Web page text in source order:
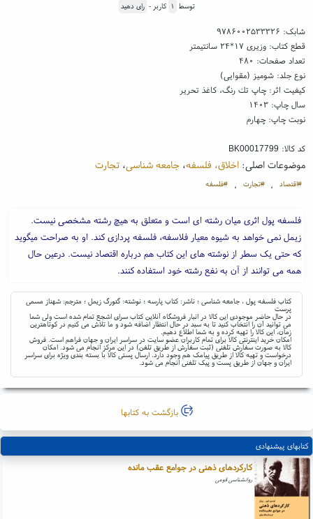
توسط ۱ کاربر - رای دهید
شابک: ۹۷۸۶۰۰۲۵۳۳۳۲۶
قطع کتاب: وزیری ۱۷*۲۴ سانتیمتر
تعداد صفحات: ۴۸۰
نوع جلد: شومیز (مقوایی)
کیفیت اثر: چاپ تك رنگ، کاغذ تحریر
سال چاپ: ۱۴۰۳
نوبت چاپ: چهارم
کد کالا: BK00017799
موضوعات اصلی:اخلاق، فلسفه،جامعه شناسی،تجارت
#اقتصاد ، #تجارت ، #فلسفه
فلسفه پول اثری میان رشته ای است و متعلق به هیچ رشته مشخصی نیست.
زیمل نمی خواهد به شیوه معیار فلاسفه، فلسفه پردازی کند. او به صراحت میگوید
که حتی یک سطر از نوشته های این کتاب هم درباره اقتصاد نیست. درعین حال
همه می توانند از آن به نفع رشته خود استفاده کنند.
کتاب فلسفه پول ، جامعه شناسی ؛ ناشر: کتاب پارسه ؛ نوشته: گئورگ زیمل ؛ مترجم: شهناز مسمی
پرست
در حال حاضر موجودی این کالا در انبار فروشگاه آنلاین کتاب سرای اشجع تمام شده است ولی شما
می توانید آن را انتخاب کنید تا به سبد در حال انتظار اضافه شود و ما تلاش می کنیم در کوتاهترین
زمان، این کالا را تهیه کرده و به شما اطلاع دهیم.
امکان خرید اینترنتی کالا برای تمام کاربران عضو سایت در سراسر ایران و جهان فراهم است. فروش
کالا به صورت سفارش تلفنی (ثبت سفارش از طریق تلفن) در این مرکز انجام می شود. امکان
درخواست و تهیه کالا از طریق پیامک هم وجود دارد. ارسال پستی کالا با بسته بندی ویژه برای سراسر
ایران و جهان از طریق پست و پیک تلفنی انجام می شود.
بازگشت به کتابها
کتابهای پیشنهادی
کارکردهای ذهنی در جوامع عقب مانده
روانشناسی قومی